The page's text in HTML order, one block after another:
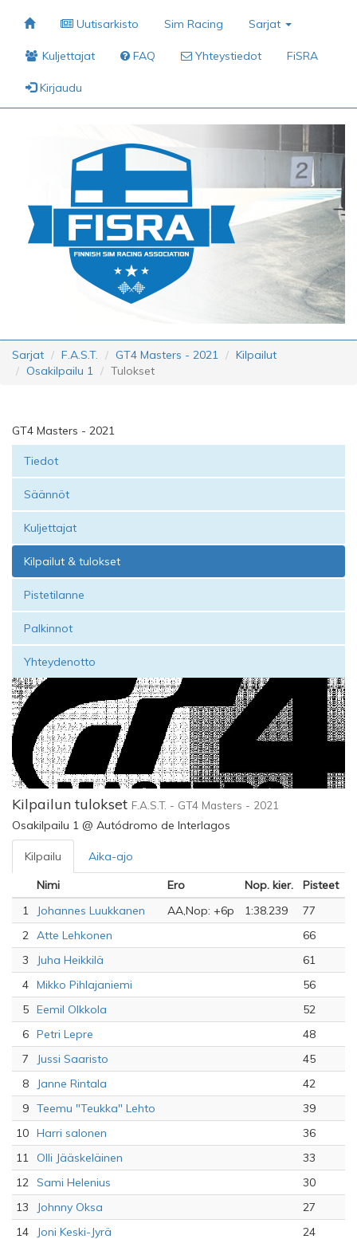
Uutisarkisto Sim Racing Sarjat
Kuljettajat FAQ Yhteystiedot FiSRA
Kirjaudu
Sarjat F.A.S.T. GT4 Masters - 2021
Kilpailut
Osakilpailu 1
Tulokset
GT4 Masters - 2021
Tiedot
Säännöt
Kuljettajat
Kilpailut & tulokset
Pistetilanne
Palkinnot
Yhteydenotto
Kilpailun tulokset F.A.S.T. - GT4 Masters - 2021
Osakilpailu 1 @ Autódromo de Interlagos
Kilpailu
Aika-ajo
Nimi
Ero Nop. kier.
Pisteet
1
Johannes Luukkanen AA,Nop: +6p 1:38.239
77
2 Atte Lehkonen
66
3
Juha Heikkilä
61
4 Mikko Pihlajaniemi
56
5 Eemil Olkkola
52
6 Petri Lepre
48
7
Jussi Saaristo
45
8
Janne Rintala
42
9 Teemu "Teukka" Lehto
39
10 Harri salonen
36
11
Olli Jääskeläinen
33
12 Sami Helenius
30
13
Johnny Oksa
27
14
Joni Keski-Jyrä
24